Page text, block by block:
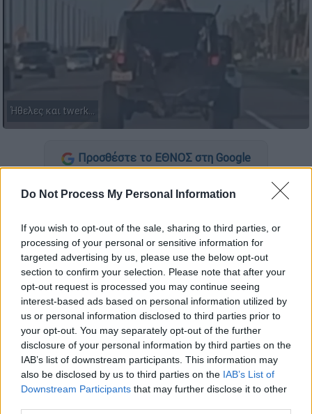
Do Not Process My Personal Information
If you wish to opt-out of the sale, sharing to third parties, or
processing of your personal or sensitive information for
targeted advertising by us, please use the below opt-out
section to confirm your selection. Please note that after your
opt-out request is processed you may continue seeing
interest-based ads based on personal information utilized by
us or personal information disclosed to third parties prior to
your opt-out. You may separately opt-out of the further
disclosure of your personal information by third parties on the
IAB’s list of downstream participants. This information may
also be disclosed by us to third parties on the IAB’s List of
Downstream Participants that may further disclose it to other
Ήθελες και twerk...
Προσθέστε το ΕΘΝΟΣ στη Google
Πάρα πολύ κέφι είχε ένας 22χρονος από το
βγει ο μισός πάνω από την ανοικτή οροφή
ενός τζιπ και να αρχίσει να χορεύει
ημίγυμνος.
Μια λάθος επιλογή, βέβαια, καθότιο οδηγός
του οχήματος ήταν μεθυσμένος , όπως και ο
ίδιος και το κακό δεν άργησε να γίνει.
ΔΙΑΒΑΣΤΕ ΕΠΙΣΗΣ
Viral|15.03.2026 21:05